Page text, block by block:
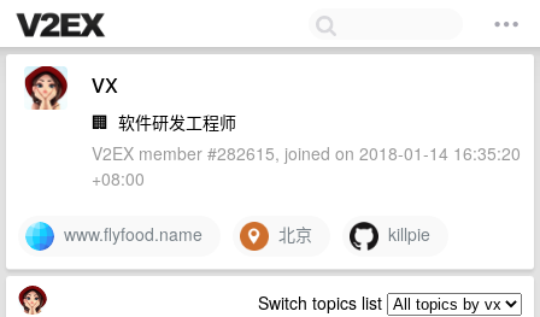
vx
🏢 软件研发工程师
V2EX member #282615, joined on 2018-01-14 16:35:20
+08:00
www.flyfood.name 北京 killpie
Switch topics list